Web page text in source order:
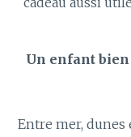
Un enfant bien
Entre mer, dunes